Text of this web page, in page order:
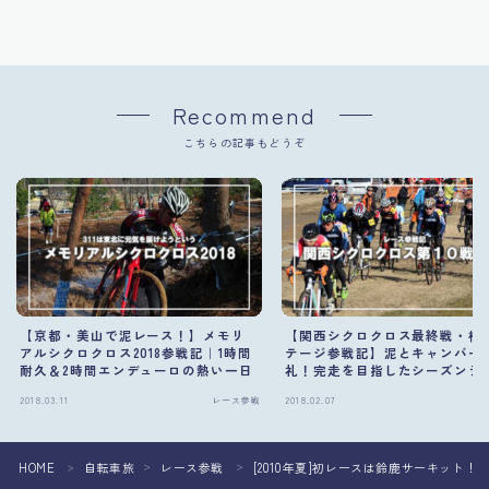
Recommend
こちらの記事もどうぞ
【京都・美山で泥レース！】メモリ
アルシクロクロス2018参戦記｜1時間
耐久＆2時間エンデューロの熱い一日
2018.03.11 レース参戦
【関西シクロクロス最終戦・桂
テージ参戦記】泥とキャンバー
礼！完走を目指したシーズンラ
2018.02.07
HOME ＞ 自転車旅 ＞ レース参戦 ＞ [2010年夏]初レースは鈴鹿サーキット！